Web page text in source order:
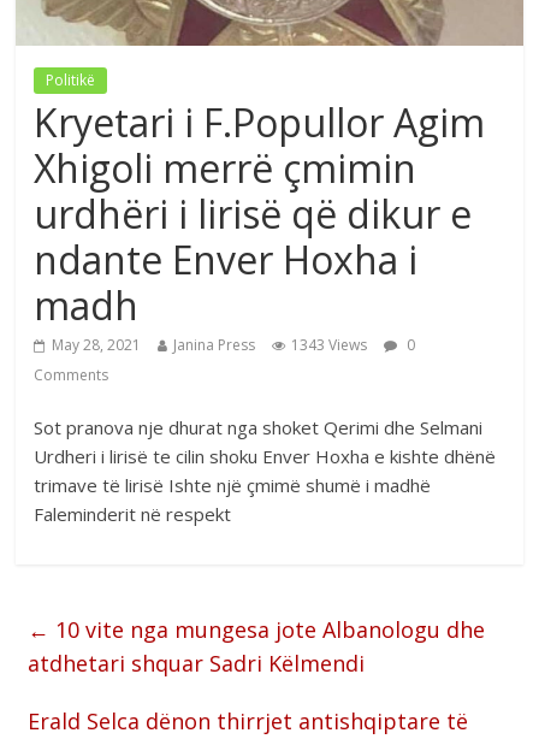
Politikë
Kryetari i F.Popullor Agim
Xhigoli merrë çmimin
urdhëri i lirisë që dikur e
ndante Enver Hoxha i
madh
May 28, 2021 Janina Press 1343 Views
0
Comments
Sot pranova nje dhurat nga shoket Qerimi dhe Selmani
Urdheri i lirisë te cilin shoku Enver Hoxha e kishte dhënë
trimave të lirisë Ishte një çmimë shumë i madhë
Faleminderit në respekt
← 10 vite nga mungesa jote Albanologu dhe
atdhetari shquar Sadri Këlmendi
Erald Selca dënon thirrjet antishqiptare të